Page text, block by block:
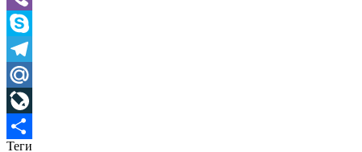
Viber
Skype
Telegram
Mail.Ru
LiveJournal
Теги